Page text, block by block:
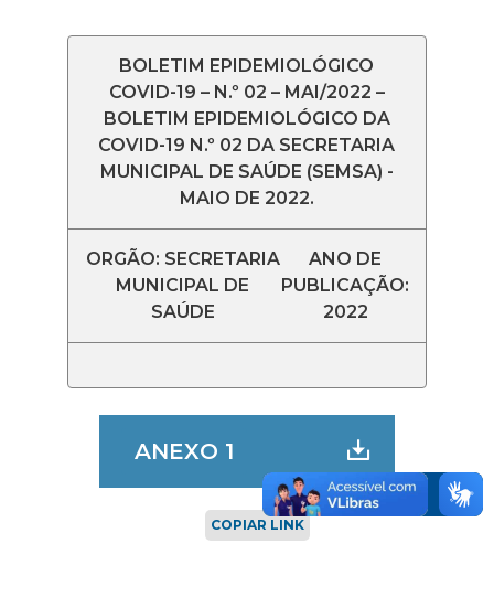
BOLETIM EPIDEMIOLÓGICO
COVID-19 – N.º 02 – MAI/2022 –
BOLETIM EPIDEMIOLÓGICO DA
COVID-19 N.º 02 DA SECRETARIA
MUNICIPAL DE SAÚDE (SEMSA) -
MAIO DE 2022.
ORGÃO: SECRETARIA
MUNICIPAL DE
SAÚDE
ANO DE
PUBLICAÇÃO:
2022
ANEXO 1
COPIAR LINK